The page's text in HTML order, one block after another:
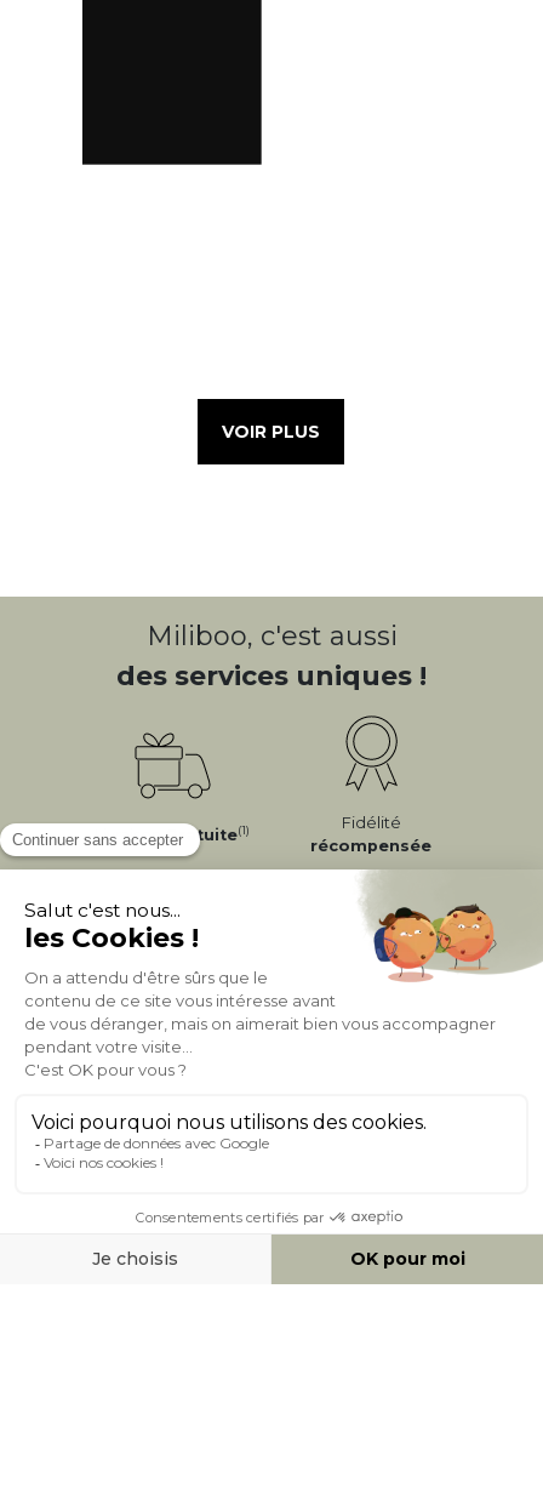
VOIR PLUS
Miliboo, c'est aussi
des services uniques !
LivraisonGratuite(1)
Fidélité
récompensée
Expéditionen
24/72h
Appel gratuit
0 20 88 04 14
À PROPOS DE MILIBOO